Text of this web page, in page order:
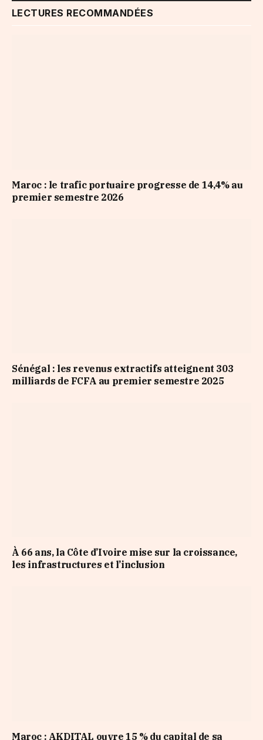
LECTURES RECOMMANDÉES
Maroc : le trafic portuaire progresse de 14,4% au
premier semestre 2026
Sénégal : les revenus extractifs atteignent 303
milliards de FCFA au premier semestre 2025
À 66 ans, la Côte d’Ivoire mise sur la croissance,
les infrastructures et l’inclusion
Maroc : AKDITAL ouvre 15 % du capital de sa